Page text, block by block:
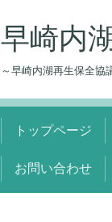
早崎内
～早崎内湖再生保全協
トップページ
お問い合わせ